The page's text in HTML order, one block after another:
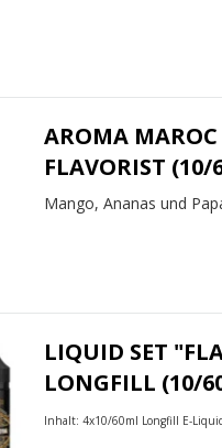
AROMA
FLAVORIST (10/
Mango, Ananas und
LIQUID SET
LONGFILL (10/
Inhalt: 4x10/60ml Longfill E-